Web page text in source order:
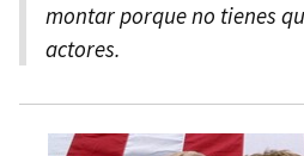
montar porque no tienes
actores.